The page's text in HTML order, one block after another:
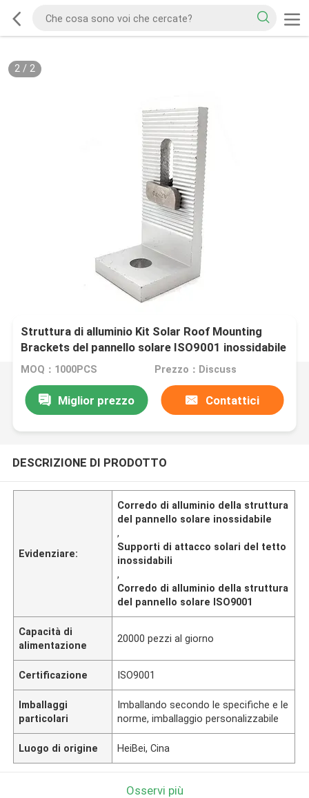
2/ 2
Struttura di alluminio Kit Solar Roof Mounting
Brackets del pannello solare ISO9001 inossidabile
MOQ：1000PCS Prezzo：Discuss
Miglior prezzo Contattici
DESCRIZIONE DI PRODOTTO
Evidenziare:
Corredo di alluminio della struttura
del pannello solare inossidabile
,
Supporti di attacco solari del tetto
inossidabili
,
Corredo di alluminio della struttura
del pannello solare ISO9001
Capacità di
alimentazione
20000 pezzi al giorno
Certificazione ISO9001
Imballaggi
particolari
Imballando secondo le specifiche e le
norme, imballaggio personalizzabile
Luogo di origine HeiBei, Cina
Osservi più